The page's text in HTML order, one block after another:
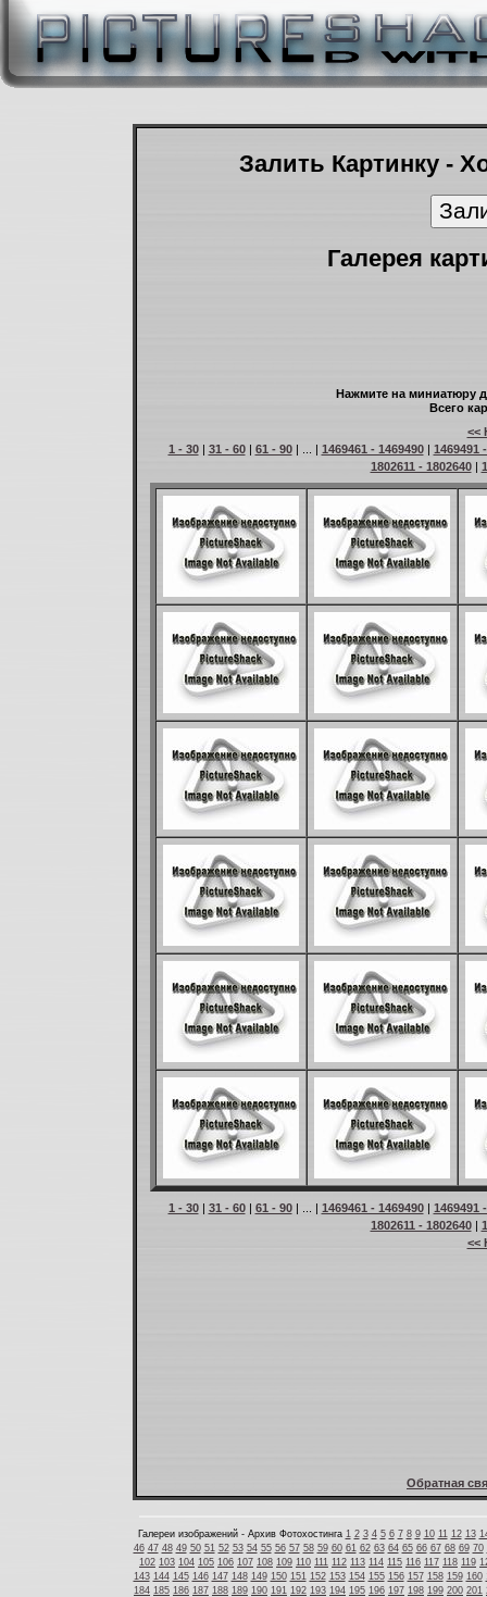
Залить Картинку -
Галерея
Нажмите на миниатюру
Всего
<<
1 - 30| 31 - 60| 61 - 90| ... | 1469461 - 1469490| 1469491
1802611 - 1802640|
1 - 30| 31 - 60| 61 - 90| ... | 1469461 - 1469490| 1469491
1802611 - 1802640|
<<
Обратная
Галереи изображений - Архив Фотохостинга 1 2 3 4 5 6 7 8 9 10 11 12 13
46 47 48 49 50 51 52 53 54 55 56 57 58 59 60 61 62 63 64 65 66 67 68 69 70
102 103 104 105 106 107 108 109 110 111 112 113 114 115 116 117 118 119
143 144 145 146 147 148 149 150 151 152 153 154 155 156 157 158 159 160
184 185 186 187 188 189 190 191 192 193 194 195 196 197 198 199 200 201